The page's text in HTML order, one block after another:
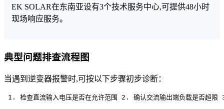
EK SOLAR在东南亚设有3个技术服务中心,可提供48小时
现场响应服务。
典型问题排查流程图
当遇到逆变器报警时,可按以下步骤初步诊断：
1. 检查直流输入电压是否在允许范围 2. 确认交流输出端负载是否超